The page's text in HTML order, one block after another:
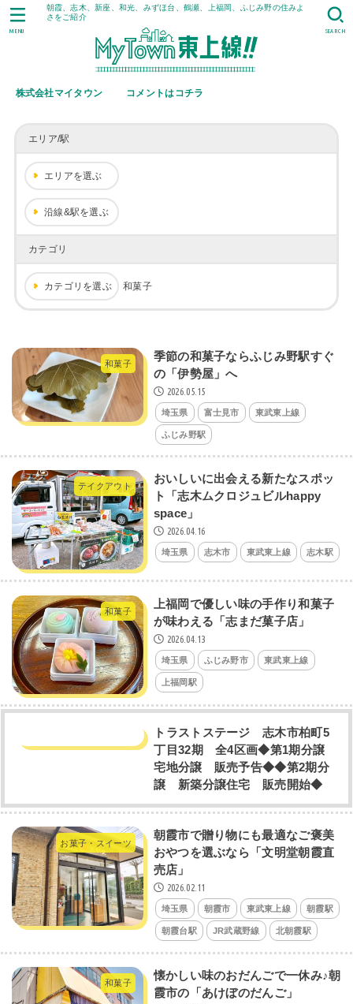
朝霞、志木、新座、和光、みずほ台、鶴瀬、上福岡、ふじみ野の住みよ
さをご紹介
株式会社マイタウン コメントはコチラ
SEARCH
MENU
エリア/駅
エリアを選ぶ
沿線&駅を選ぶ
カテゴリ
カテゴリを選ぶ 和菓子
和菓子
季節の和菓子ならふじみ野駅すぐ
の「伊勢屋」へ
2026.05.15
埼玉県 富士見市 東武東上線
ふじみ野駅
テイクアウト
おいしいに出会える新たなスポッ
ト「志木ムクロジュビルhappy
space」
2026.04.16
埼玉県 志木市 東武東上線 志木駅
和菓子
上福岡で優しい味の手作り和菓子
が味わえる「志まだ菓子店」
2026.04.13
埼玉県 ふじみ野市 東武東上線
上福岡駅
トラストステージ 志木市柏町5
丁目32期 全4区画◆第1期分譲
宅地分譲 販売予告◆◆第2期分
譲 新築分譲住宅 販売開始◆
お菓子・スイーツ
朝霞市で贈り物にも最適なご褒美
おやつを選ぶなら「文明堂朝霞直
売店」
2026.02.11
埼玉県 朝霞市 東武東上線 朝霞駅
朝霞台駅 JR武蔵野線 北朝霞駅
和菓子
懐かしい味のおだんごで一休み♪朝
霞市の「あけぼのだんご」